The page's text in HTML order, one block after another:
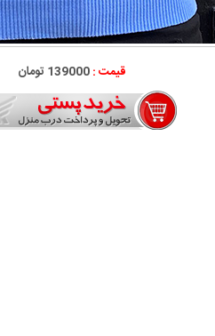
قیمت :139000 تومان